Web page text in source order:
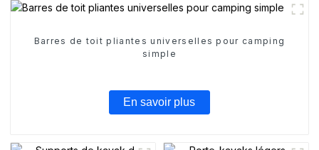
Barres de toit pliantes universelles pour camping
simple
En savoir plus